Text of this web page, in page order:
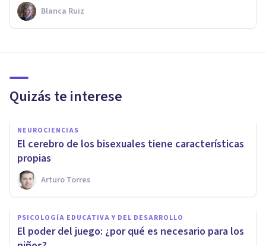
Blanca Ruiz
Quizás te interese
NEUROCIENCIAS
​El cerebro de los bisexuales tiene características
propias
Arturo Torres
PSICOLOGÍA EDUCATIVA Y DEL DESARROLLO
El poder del juego: ¿por qué es necesario para los